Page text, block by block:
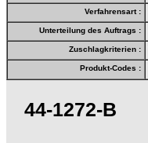
Verfahrensart :
Unterteilung des Auftrags :
Zuschlagkriterien :
Produkt-Codes :
44-1272-B